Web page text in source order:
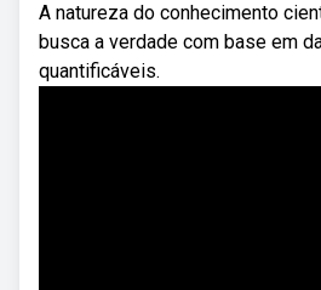
A natureza do conhecimento
busca a verdade com base em
quantificáveis.